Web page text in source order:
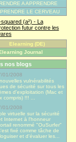
A APPRENDRE
LE CERVEAU
Elearning (DE)
Journal
nos blogs
01/2008
vulnérabilités
de sécurité sur tous les
d'exploitation (Mac et
compris) !!! ...
01/2008
virtuelle sur la sécurité
Internet à l'honneur
renommé "OuSurfer"
fixé comme tâche de
et d'évaluer les...